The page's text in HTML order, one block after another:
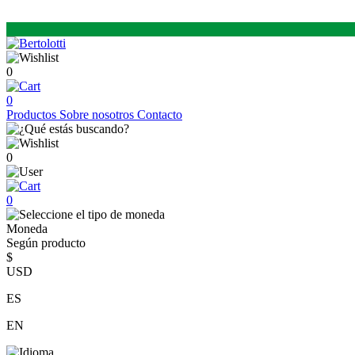
0
0
Productos Sobre nosotros Contacto
0
0
Moneda
Según producto
$
USD
ES
EN